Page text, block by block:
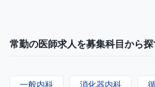
常勤の医師求人を募集科目から
一般内科 消化器内科